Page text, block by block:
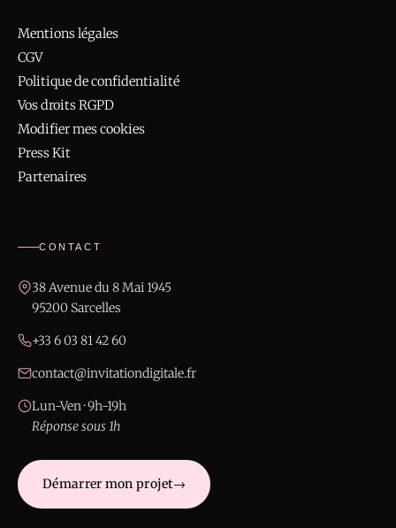
Mentions légales
CGV
Politique de confidentialité
Vos droits RGPD
Modifier mes cookies
Press Kit
Partenaires
CONTACT
38 Avenue du 8 Mai 1945
95200 Sarcelles
+33 6 03 81 42 60
contact@invitationdigitale.fr
Lun-Ven · 9h-19h
Réponse sous 1h
Démarrer mon projet